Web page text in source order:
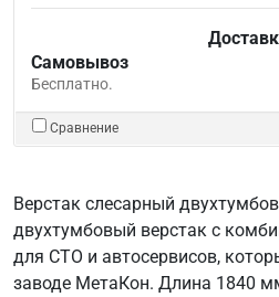
Самовывоз
Бесплатно.
Сравнение
Верстак слесарный
двухтумбовый верстак с
для СТО и автосервисов,
заводе МетаКон. Длина 1840